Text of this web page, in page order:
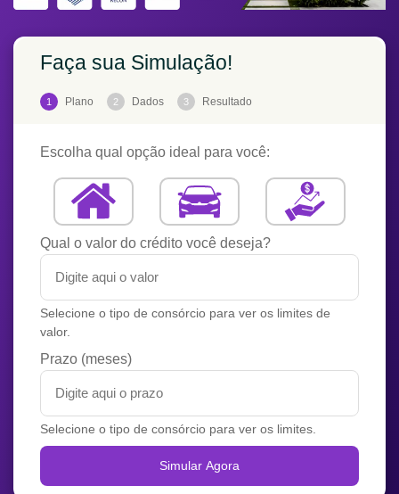
Faça sua Simulação!
1 Plano 2 Dados 3 Resultado
Escolha qual opção ideal para você:
Qual o valor do crédito você deseja?
Selecione o tipo de consórcio para ver os limites de
valor.
Prazo (meses)
Selecione o tipo de consórcio para ver os limites.
Simular Agora